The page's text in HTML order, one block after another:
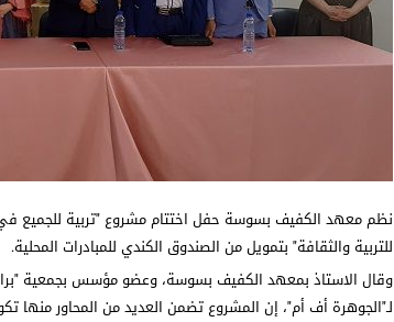
نظم معهد الكفيف بسوسة حفل اختتام مشروع "تربية للجميع في
للتربية والثقافة" بتمويل من الصندوق الكندي للمبادرات المحلية.
وقال الاستاذ بمعهد الكفيف بسوسة، وعضو مؤسس بجمعية
لـ"الجوهرة أف أم"، إن المشروع تضمن العديد من المحاور منها